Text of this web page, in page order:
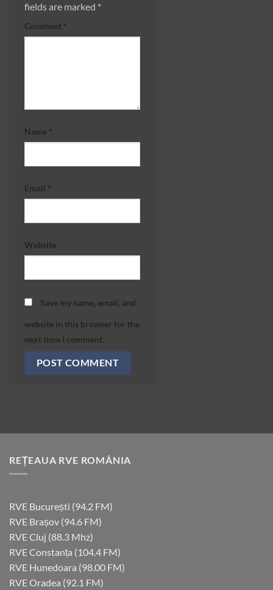
fields are marked *
Comment *
Name *
Email *
Website
Save my name, email, and
website in this browser for the
next time I comment.
REȚEAUA RVE ROMÂNIA
RVE București (94.2 FM)
RVE Brașov (94.6 FM)
RVE Cluj (88.3 Mhz)
RVE Constanța (104.4 FM)
RVE Hunedoara (98.00 FM)
RVE Oradea (92.1 FM)